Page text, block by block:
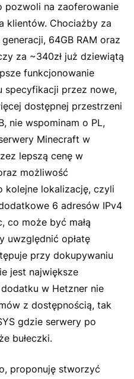
pozwoli na zaoferowanie
klientów. Chociażby za
64GB RAM oraz
za ~340zł już dziewiątą
funkcjonowanie
specyfikacji przez nowe,
dostępnej przestrzeni
nie wspominam o PL,
Minecraft w
lepszą cenę w
możliwość
kolejne lokalizację, czyli
6 adresów IPv4
co może być małą
uwzględnić opłatę
przy dokupywaniu
jest największe
w Hetzner nie
z dostępnością, tak
gdzie serwery po
bułeczki.
proponuję stworzyć